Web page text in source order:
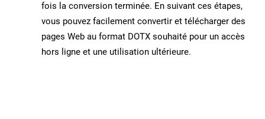
fois la conversion terminée. En suivant ces étapes,
vous pouvez facilement convertir et télécharger des
pages Web au format DOTX souhaité pour un accès
hors ligne et une utilisation ultérieure.